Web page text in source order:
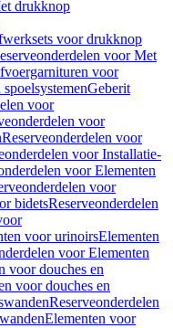
drukknop
voor drukknop
voor Met
voor
Geberit
voor
voor
Reserveonderdelen voor
voor Installatie-
voor Elementen
voor
bidetsReserveonderdelen
voor urinoirsElementen
voor Elementen
voor douches en
voor douches en
Reserveonderdelen
Elementen voor